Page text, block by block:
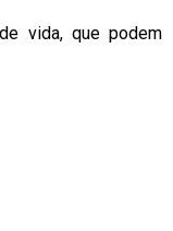
vida, que podem